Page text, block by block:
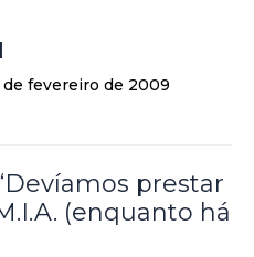
de fevereiro de 2009
prestar
(enquanto há